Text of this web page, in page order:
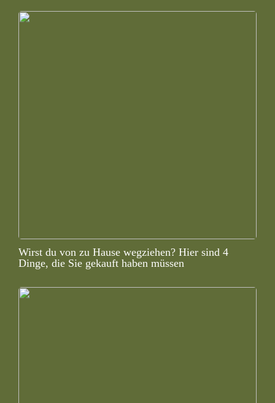
Wirst du von zu Hause wegziehen? Hier sind 4
Dinge, die Sie gekauft haben müssen